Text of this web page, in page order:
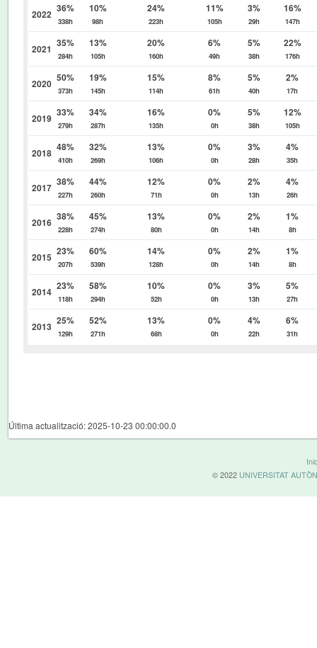
2022 36%
338h
10%
98h
24%
223h
11%
105h
3%
29h
16%
147h
2021 35%
284h
13%
105h
20%
160h
6%
49h
5%
38h
22%
176h
2020 50%
373h
19%
145h
15%
114h
8%
61h
5%
40h
2%
17h
2019 33%
279h
34%
287h
16%
135h
0%
0h
5%
38h
12%
105h
2018 48%
410h
32%
269h
13%
106h
0%
0h
3%
28h
4%
35h
2017 38%
227h
44%
260h
12%
71h
0%
0h
2%
13h
4%
26h
2016 38%
228h
45%
274h
13%
80h
0%
0h
2%
14h
1%
8h
2015 23%
207h
60%
539h
14%
128h
0%
0h
2%
14h
1%
8h
2014 23%
118h
58%
294h
10%
52h
0%
0h
3%
13h
5%
27h
2013 25%
129h
52%
271h
13%
68h
0%
0h
4%
22h
6%
31h
Última actualització: 2025-10-23 00:00:00.0
© 2022 UNIVERSITAT